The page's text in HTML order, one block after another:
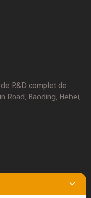
R&D complet de
Road, Baoding, Hebei,